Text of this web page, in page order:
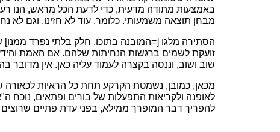
באמצעות מתודה מדעית, כדי לדעת הכל מראש, הנו
מבחן תוצאה משמעותי. כלומר, עוד לא חזינו, וגם לא
הסתירה מלגו [=המובנה בתוכו, חלק בלתי נפרד
זועקת לשמים ברגשות הנחיתות שלהם. אם האמת
שוב ושוב, וננסה בקצרה לעמוד עליה כאן. אין מדובר
מכאן, כמובן, נשמטת הקרקע תחת כל הראיות לכאורה
לאופנה ולקריאות התפעלות של בורים ופתאים, נוכח
להפריך דבר המופרך ממילא, בפני עדת פתיים